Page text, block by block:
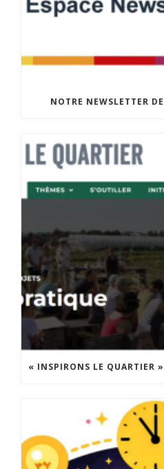
NOTRE NEWSLETTER